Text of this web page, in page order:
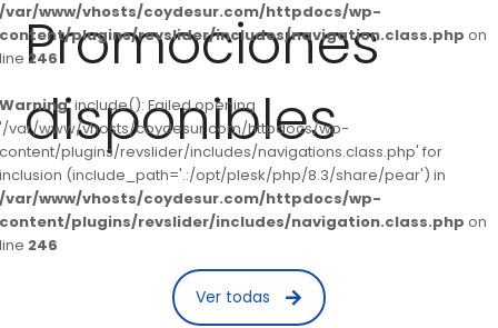
/var/www/vhosts/coydesur.com/httpdocs/wp-
content/plugins/revslider/includes/navigation.class.php on
line 246
Warning: include(): Failed opening
'/var/www/vhosts/coydesur.com/httpdocs/wp-
content/plugins/revslider/includes/navigations.class.php' for
inclusion (include_path='.:/opt/plesk/php/8.3/share/pear') in
/var/www/vhosts/coydesur.com/httpdocs/wp-
content/plugins/revslider/includes/navigation.class.php on
line 246
Promociones
disponibles
Ver todas